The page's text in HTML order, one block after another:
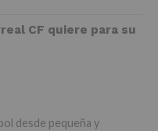
CF quiere para su
desde pequeña y